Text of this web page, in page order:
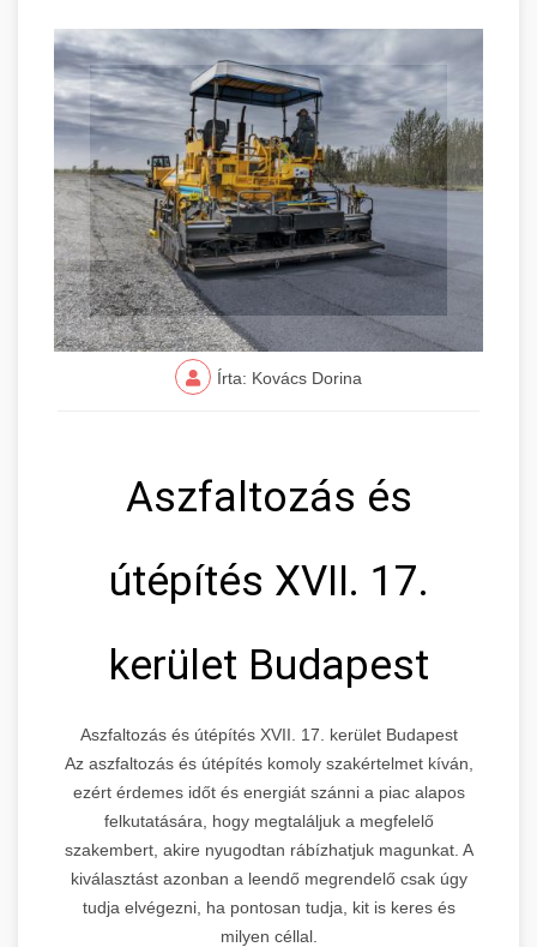
Írta: Kovács Dorina
Aszfaltozás és
útépítés XVII. 17.
kerület Budapest
Aszfaltozás és útépítés XVII. 17. kerület Budapest
Az aszfaltozás és útépítés komoly szakértelmet kíván,
ezért érdemes időt és energiát szánni a piac alapos
felkutatására, hogy megtaláljuk a megfelelő
szakembert, akire nyugodtan rábízhatjuk magunkat. A
kiválasztást azonban a leendő megrendelő csak úgy
tudja elvégezni, ha pontosan tudja, kit is keres és
milyen céllal.